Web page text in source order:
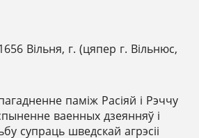
Вільня, г. (цяпер г. Вільнюс,
паміж Расіяй і Рэччу
ваенных дзеянняў і
супраць шведскай агрэсіі